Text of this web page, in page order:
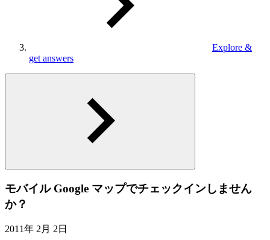
Explore &
get answers
モバイル Google マップでチェックインしません
か？
2011年 2月 2日